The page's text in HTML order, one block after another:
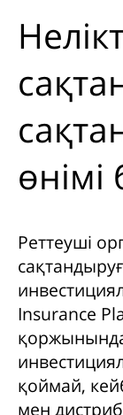
Реттеуші
Insurance
қоймай,
мен